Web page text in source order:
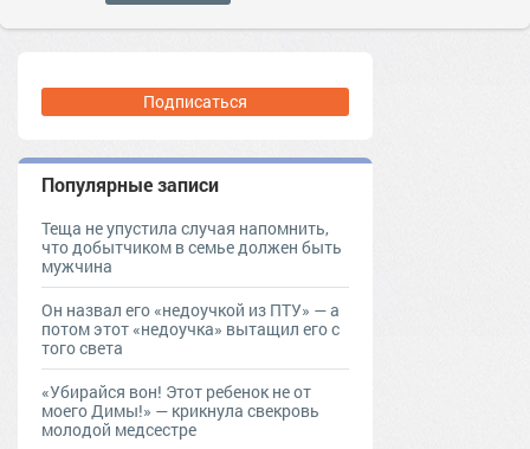
Подписаться
Популярные записи
Теща не упустила случая напомнить,
что добытчиком в семье должен быть
мужчина
Он назвал его «недоучкой из ПТУ» — а
потом этот «недоучка» вытащил его с
того света
«Убирайся вон! Этот ребенок не от
моего Димы!» — крикнула свекровь
молодой медсестре